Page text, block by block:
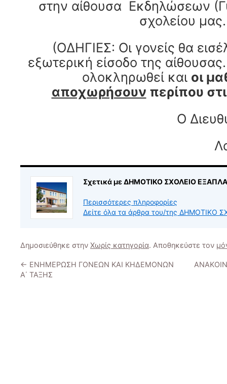
στην αίθουσα Εκδηλώσεων
σχολείου μας.
(ΟΔΗΓΙΕΣ: Οι γονείς θα
εξωτερική είσοδο της
ολοκληρωθεί και οι
αποχωρήσουν περίπου
Ο
Σχετικά με ΔΗΜΟΤΙΚΟ ΣΧΟΛΕΙΟ
Περισσότερες πληροφορίες
Δείτε όλα τα άρθρα του/της ΔΗΜΟΤΙΚΟ
Δημοσιεύθηκε στην Χωρίς κατηγορία. Αποθηκεύστε τον
← ΕΝΗΜΕΡΩΣΗ ΓΟΝΕΩΝ ΚΑΙ ΚΗΔΕΜΟΝΩΝ
Α΄ ΤΑΞΗΣ